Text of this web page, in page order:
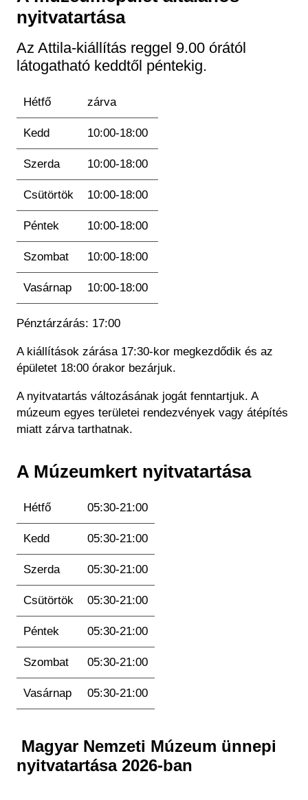
Régészet
Tagintézmények
Felnőttképzés
Közérdekű adatok
Képcsarnok
Éremtár
Adattár
Központi Könyvtár
nyitvatartása
Az Attila-kiállítás reggel 9.00 órától
látogatható keddtől péntekig.
Hétfő zárva
Kedd 10:00-18:00
Szerda 10:00-18:00
Csütörtök 10:00-18:00
Péntek 10:00-18:00
Szombat 10:00-18:00
Vasárnap 10:00-18:00
Pénztárzárás: 17:00
A kiállítások zárása 17:30-kor megkezdődik és az
épületet 18:00 órakor bezárjuk.
A nyitvatartás változásának jogát fenntartjuk. A
múzeum egyes területei rendezvények vagy átépítés
miatt zárva tarthatnak.
A Múzeumkert nyitvatartása
Hétfő 05:30-21:00
Kedd 05:30-21:00
Szerda 05:30-21:00
Csütörtök 05:30-21:00
Péntek 05:30-21:00
Szombat 05:30-21:00
Vasárnap 05:30-21:00
Magyar Nemzeti Múzeum ünnepi
nyitvatartása 2026-ban